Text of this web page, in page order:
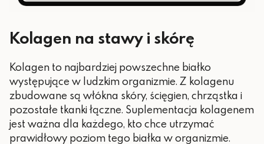
Kolagen na stawy i skórę
Kolagen to najbardziej powszechne białko
występujące w ludzkim organizmie. Z kolagenu
zbudowane są włókna skóry, ścięgien, chrząstka i
pozostałe tkanki łączne. Suplementacja kolagenem
jest ważna dla każdego, kto chce utrzymać
prawidłowy poziom tego białka w organizmie.